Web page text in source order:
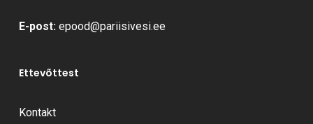
E-post: epood@pariisivesi.ee
Ettevõttest
Kontakt